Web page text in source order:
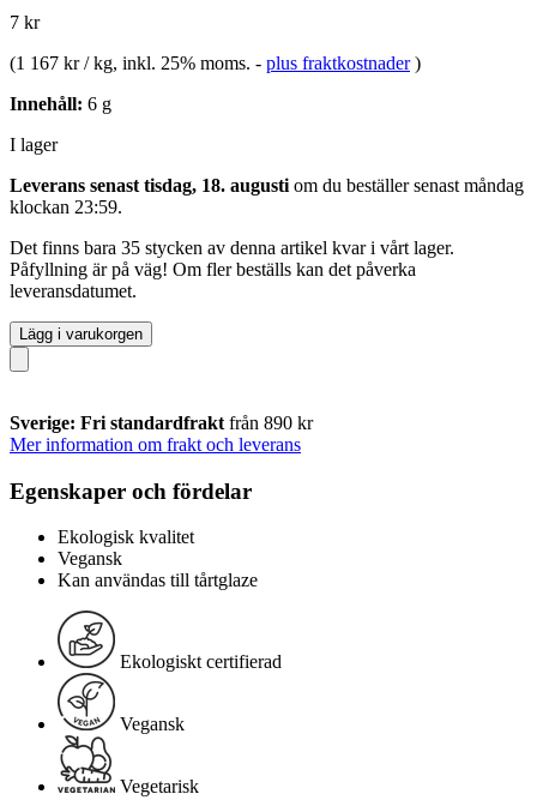
7 kr
(1 167 kr / kg, inkl. 25% moms. - plus fraktkostnader )
Innehåll: 6 g
I lager
Leverans senast tisdag, 18. augusti om du beställer senast måndag
klockan 23:59.
Det finns bara 35 stycken av denna artikel kvar i vårt lager.
Påfyllning är på väg! Om fler beställs kan det påverka
leveransdatumet.
Lägg i varukorgen
Sverige: Fri standardfrakt från 890 kr
Mer information om frakt och leverans
Egenskaper och fördelar
Ekologisk kvalitet
Vegansk
Kan användas till tårtglaze
Ekologiskt certifierad
Vegansk
Vegetarisk